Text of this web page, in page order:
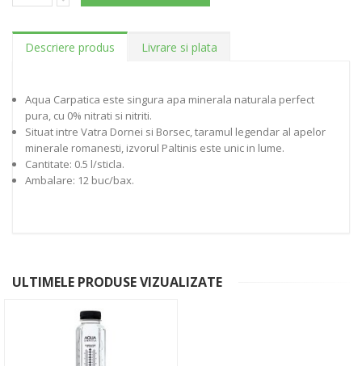
Descriere produs Livrare si plata
Aqua Carpatica este singura apa minerala naturala perfect
pura, cu 0% nitrati si nitriti.
Situat intre Vatra Dornei si Borsec, taramul legendar al apelor
minerale romanesti, izvorul Paltinis este unic in lume.
Cantitate: 0.5 l/sticla.
Ambalare: 12 buc/bax.
ULTIMELE PRODUSE VIZUALIZATE